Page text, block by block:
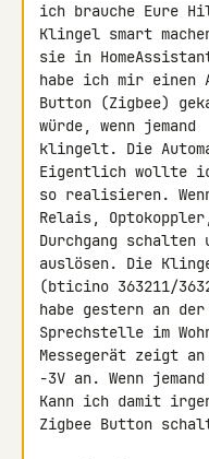
ich brauche Eure
Klingel smart
sie in
habe ich mir einen
Button (Zigbee)
würde, wenn jemand
klingelt. Die
Eigentlich wollte
so realisieren.
Relais,
Durchgang schalten
auslösen. Die
(bticino 363211/
habe gestern an der
Sprechstelle im
Messegerät zeigt
-3V an. Wenn
Kann ich damit
Zigbee Button